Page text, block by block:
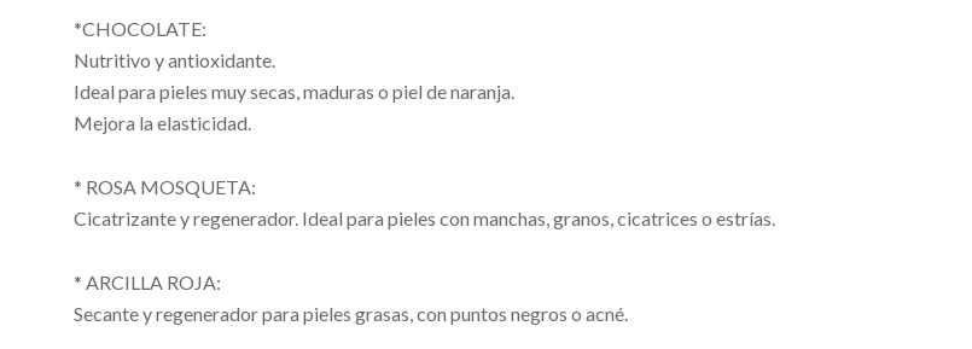
*CHOCOLATE:
Nutritivo y antioxidante.
Ideal para pieles muy secas, maduras o piel de naranja.
Mejora la elasticidad.
* ROSA MOSQUETA:
Cicatrizante y regenerador. Ideal para pieles con manchas, granos, cicatrices o estrías.
* ARCILLA ROJA:
Secante y regenerador para pieles grasas, con puntos negros o acné.